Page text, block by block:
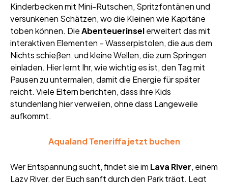
Kinderbecken mit Mini-Rutschen, Spritzfontänen und
versunkenen Schätzen, wo die Kleinen wie Kapitäne
toben können. DieAbenteuerinselerweitert das mit
interaktiven Elementen – Wasserpistolen, die aus dem
Nichts schießen, und kleine Wellen, die zum Springen
einladen. Hier lernt Ihr, wie wichtig es ist, den Tag mit
Pausen zu untermalen, damit die Energie für später
reicht. Viele Eltern berichten, dass ihre Kids
stundenlang hier verweilen, ohne dass Langeweile
aufkommt.
Aqualand Teneriffa jetzt buchen
Wer Entspannung sucht, findet sie im Lava River, einem
Lazy River, der Euch sanft durch den Park trägt. Legt